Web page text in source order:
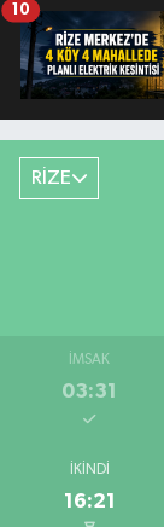
10
RİZE
İMSAK
03:31
İKINDI
16:21